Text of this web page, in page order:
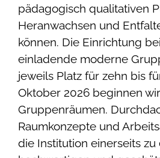
pädagogisch qualitativen
Heranwachsen und
können. Die Einrichtung
einladende moderne
jeweils Platz für zehn bis
Oktober 2026 beginnen
Gruppenräumen.
Raumkonzepte und
die Institution einerseits zu